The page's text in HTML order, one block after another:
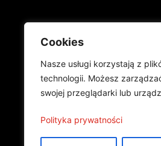
Cookies
Nasze usługi korzystają z
technologii. Możesz
swojej przeglądarki lub
Polityka prywatności